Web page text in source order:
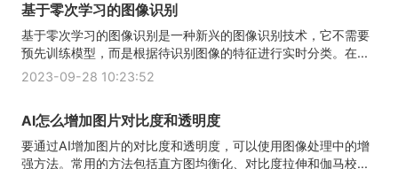
基于零次学习的图像识别
基于零次学习的图像识别是一种新兴的图像识别技术，它不需要
预先训练模型，而是根据待识别图像的特征进行实时分类。在...
2023-09-28 10:23:52
AI怎么增加图片对比度和透明度
要通过AI增加图片的对比度和透明度，可以使用图像处理中的增
强方法。常用的方法包括直方图均衡化、对比度拉伸和伽马校...